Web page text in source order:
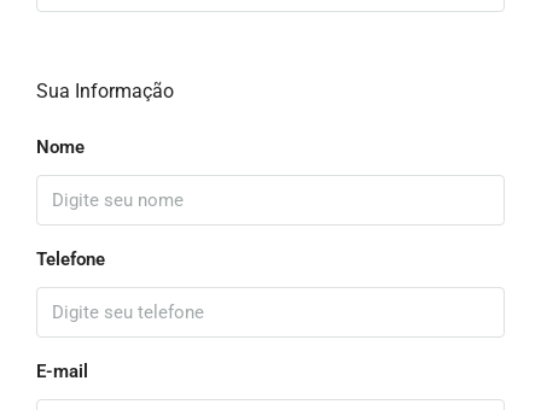
Sua Informação
Nome
Telefone
E-mail